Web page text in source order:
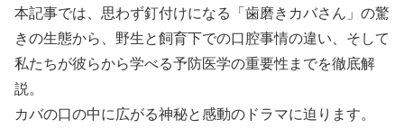
本記事では、思わず釘付けになる「歯磨きカバさん」の驚
きの生態から、野生と飼育下での口腔事情の違い、そして
私たちが彼らから学べる予防医学の重要性までを徹底解
説。
カバの口の中に広がる神秘と感動のドラマに迫ります。